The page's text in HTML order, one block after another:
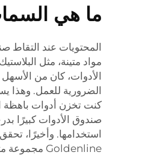
ما هي
المحتويات عند التقاط
مواد متينة، مثل
الأدوات، كان من
الضرورية للعمل. وهذا
كنت تخزن أدوات باهظة
صندوق الأدوات كبيرًا
استخدامها. وأخيرًا،
Goldenline مجموعة متنوعة من صناديق الأدوات المتنقلة التي تتمتع بهذه الخصائص، حتى تتمكن من العثور على الصندوق المناسب لك.